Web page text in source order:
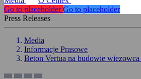
Go to placeholderGo to placeholder
Press Releases
Media
Informacje Prasowe
Beton Vertua na budowie